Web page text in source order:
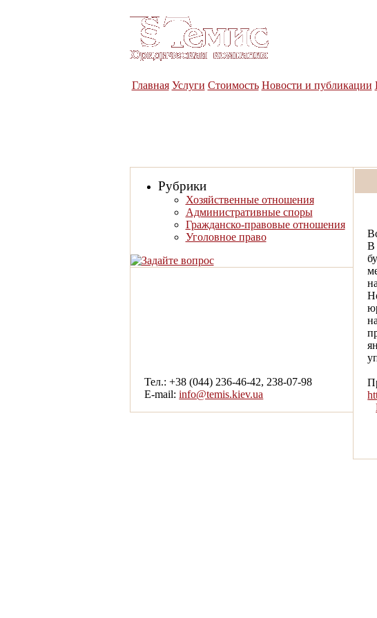
«Темис»
Главная Услуги Стоимость Новости и публикации
В
Рубрики
Хозяйственные отношения
Административные споры
Гражданско-правовые отношения
Уголовное право
Тел.: +38 (044) 236-46-42, 238-07-98
E-mail:info@temis.kiev.ua